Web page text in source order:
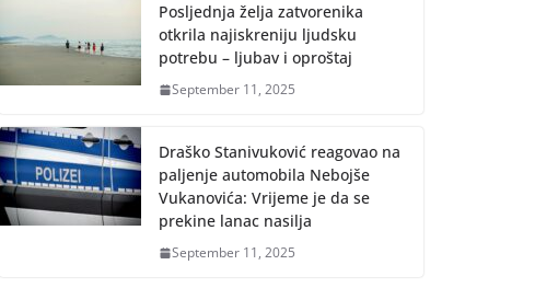
Posljednja želja zatvorenika
otkrila najiskreniju ljudsku
potrebu – ljubav i oproštaj
September 11, 2025
Draško Stanivuković reagovao na
paljenje automobila Nebojše
Vukanovića: Vrijeme je da se
prekine lanac nasilja
September 11, 2025